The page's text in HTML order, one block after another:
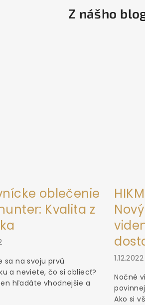
Z nášho
oblečenie
Kvalita z
sa na svoju prvú
a neviete, čo si obliecť?
hľadáte vhodnejšie a
1.12.2022
Nočné
Ako si